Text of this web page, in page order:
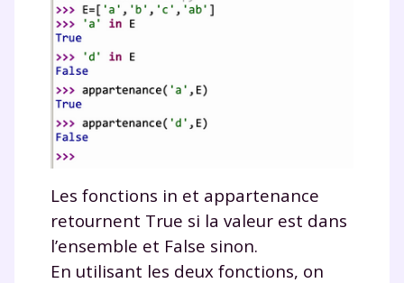
Les fonctions in et appartenance
retournent True si la valeur est dans
l’ensemble et False sinon.
En utilisant les deux fonctions, on